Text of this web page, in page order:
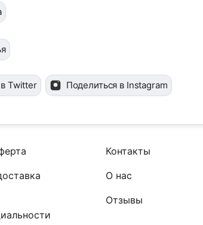
Twitter Поделиться в Instagram
Контакты
О нас
Отзывы